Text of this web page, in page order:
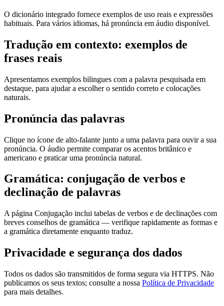
O dicionário integrado fornece exemplos de uso reais e expressões
habituais. Para vários idiomas, há pronúncia em áudio disponível.
Tradução em contexto: exemplos de
frases reais
Apresentamos exemplos bilingues com a palavra pesquisada em
destaque, para ajudar a escolher o sentido correto e colocações
naturais.
Pronúncia das palavras
Clique no ícone de alto-falante junto a uma palavra para ouvir a sua
pronúncia. O áudio permite comparar os acentos britânico e
americano e praticar uma pronúncia natural.
Gramática: conjugação de verbos e
declinação de palavras
A página Conjugação inclui tabelas de verbos e de declinações com
breves conselhos de gramática — verifique rapidamente as formas e
a gramática diretamente enquanto traduz.
Privacidade e segurança dos dados
Todos os dados são transmitidos de forma segura via HTTPS. Não
publicamos os seus textos; consulte a nossa Política de Privacidade
para mais detalhes.